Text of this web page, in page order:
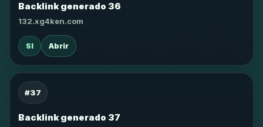
Backlink generado 36
132.xg4ken.com
SI Abrir
#37
Backlink generado 37